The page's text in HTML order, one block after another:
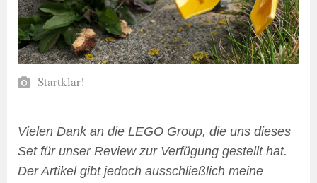
Startklar!
Vielen Dank an die LEGO Group, die uns dieses
Set für unser Review zur Verfügung gestellt hat.
Der Artikel gibt jedoch ausschließlich meine